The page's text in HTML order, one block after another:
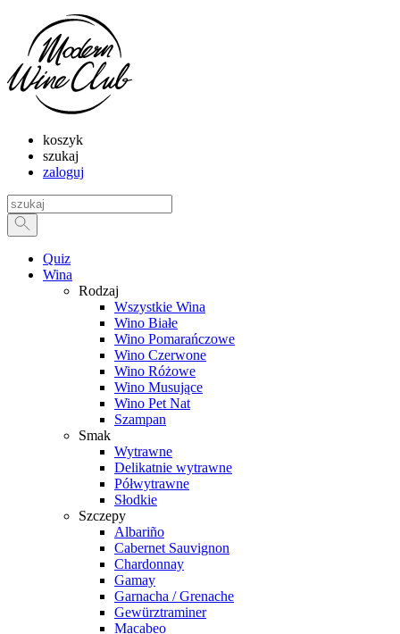
koszyk
szukaj
zaloguj
Quiz
Wina
Rodzaj
Wszystkie Wina
Wino Białe
Wino Pomarańczowe
Wino Czerwone
Wino Różowe
Wino Musujące
Wino Pet Nat
Szampan
Smak
Wytrawne
Delikatnie wytrawne
Półwytrawne
Słodkie
Szczepy
Albariño
Cabernet Sauvignon
Chardonnay
Gamay
Garnacha / Grenache
Gewürztraminer
Macabeo